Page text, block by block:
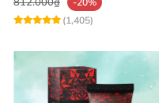
(1,405)